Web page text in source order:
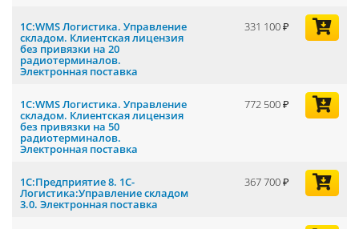
1С:WMS Логистика. Управление
складом. Клиентская лицензия
без привязки на 20
радиотерминалов.
Электронная поставка
331 100
1С:WMS Логистика. Управление
складом. Клиентская лицензия
без привязки на 50
радиотерминалов.
Электронная поставка
772 500
1С:Предприятие 8. 1С-
Логистика:Управление складом
3.0. Электронная поставка
367 700